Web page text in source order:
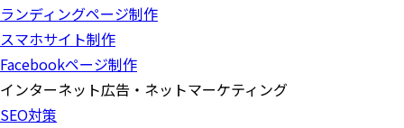
ランディングページ制作
スマホサイト制作
Facebookページ制作
インターネット広告・ネットマーケティング
SEO対策